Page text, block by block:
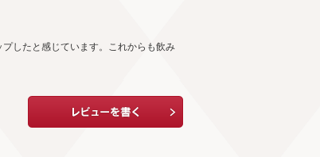
したと感じています。これからも飲み